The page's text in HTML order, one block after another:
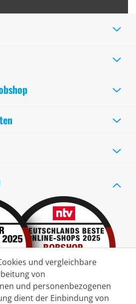
und vergleichbare
von
und personenbezogenen
dient der Einbindung von